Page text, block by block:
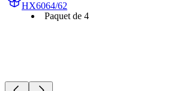
HX6064/62
Paquet de 4